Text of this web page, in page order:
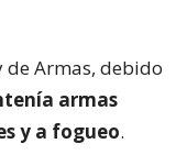
de Armas, debido
armas
y a fogueo.